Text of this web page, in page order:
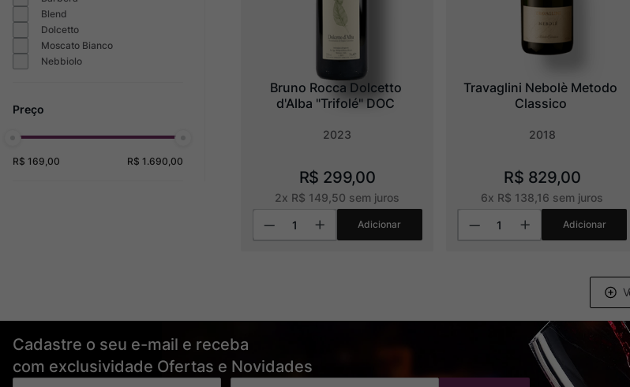
Blend
Dolcetto
Moscato Bianco
Nebbiolo
R$ 169,00 R$ 1.690,00
Bruno Rocca Dolcetto
d'Alba "Trifolé" DOC
2023
R$ 299,00
2x R$ 149 50 sem juros
Adicionar
Travaglini Nebolè Metodo
Classico
2018
R$ 829,00
6x R$ 138 16 sem juros
Adicionar
Cadastre o seu e-mail e receba
com exclusividade Ofertas e Novidades